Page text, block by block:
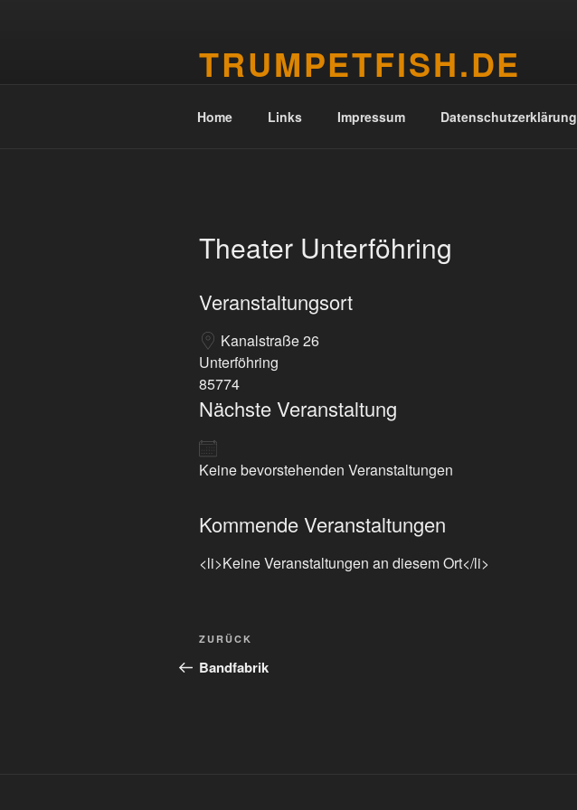
TRUMPETFISH.DE
Home Links Impressum Datenschutzerklärung
Theater Unterföhring
Veranstaltungsort
Kanalstraße 26
Unterföhring
85774
Nächste Veranstaltung
Keine bevorstehenden Veranstaltungen
Kommende Veranstaltungen
<li>Keine Veranstaltungen an diesem Ort</li>
Beitragsnavigation
Vorheriger
Beitrag
ZURÜCK
Bandfabrik